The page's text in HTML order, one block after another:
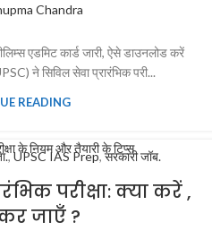
Chandra
एडमिट कार्ड जारी, ऐसे डाउनलोड करें
ने सिविल सेवा प्रारंभिक परी...
READING
,UPSC IAS Prep,सरकारी जॉब.
परीक्षा: क्या करें ,
जाएँ ?